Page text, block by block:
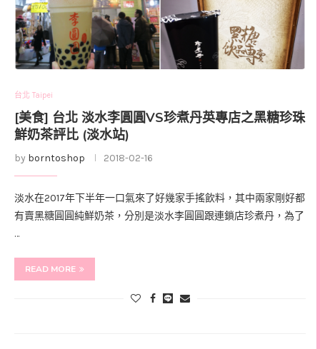
台北 Taipei
[美食] 台北 淡水李圓圓VS珍煮丹英專店之黑糖珍珠
鮮奶茶評比 (淡水站)
by borntoshop 2018-02-16
淡水在2017年下半年一口氣來了好幾家手搖飲料，其中兩家剛好都
有賣黑糖圓圓純鮮奶茶，分別是淡水李圓圓跟連鎖店珍煮丹，為了
…
READ MORE